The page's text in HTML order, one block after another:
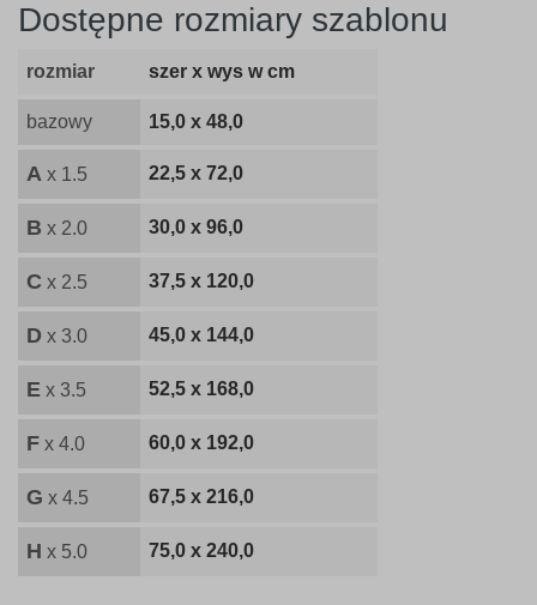
Dostępne rozmiary szablonu
rozmiar szer x wys w cm
bazowy 15,0 x 48,0
A x 1.5 22,5 x 72,0
B x 2.0 30,0 x 96,0
C x 2.5 37,5 x 120,0
D x 3.0 45,0 x 144,0
E x 3.5 52,5 x 168,0
F x 4.0 60,0 x 192,0
G x 4.5 67,5 x 216,0
H x 5.0 75,0 x 240,0